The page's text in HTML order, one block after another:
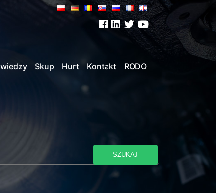
Skup Hurt Kontakt RODO
SZUKAJ